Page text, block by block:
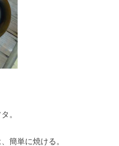
。
簡単に焼ける。